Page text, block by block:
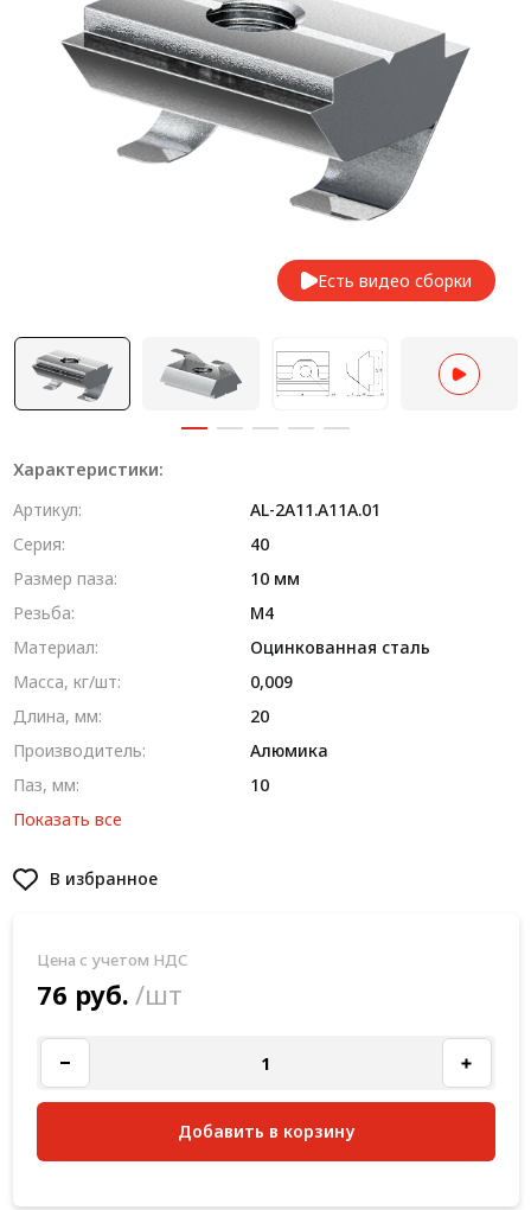
Система V-паза NEW!
Алюминиевые промышленные ограждения
Алюминиевая промышленная мебель
Крейты и кассеты Subrack systems
Профиль строительного назначения
Метрический крепеж
Конструкции из профиля
Есть видео сборки
Характеристики:
Артикул:
AL-2A11.A11A.01
Серия:
40
Размер паза:
10 мм
Резьба:
М4
Материал:
Оцинкованная сталь
Масса, кг/шт:
0,009
Длина, мм:
20
Производитель:
Алюмика
Паз, мм:
10
Показать все
В избранное
Цена с учетом НДС
76 руб. /шт
Добавить в корзину